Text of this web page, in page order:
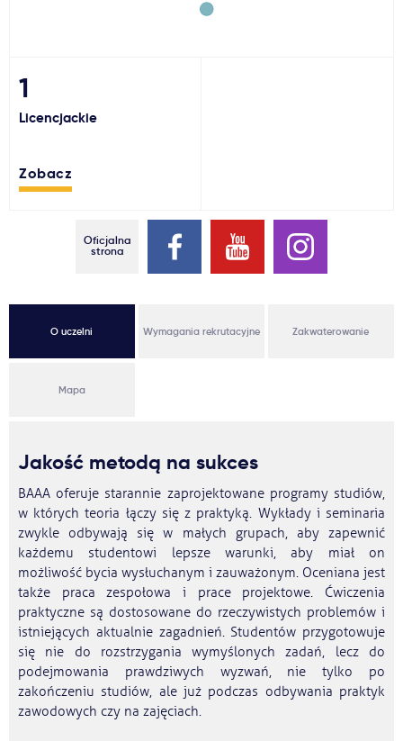
Aktualności
1
Licencjackie
Zobacz
Oficjalna
strona
O uczelni Wymagania rekrutacyjne Zakwaterowanie
Mapa
Jakość metodą na sukces
BAAA oferuje starannie zaprojektowane programy studiów,
w których teoria łączy się z praktyką. Wykłady i seminaria
zwykle odbywają się w małych grupach, aby zapewnić
każdemu studentowi lepsze warunki, aby miał on
możliwość bycia wysłuchanym i zauważonym. Oceniana jest
także praca zespołowa i prace projektowe. Ćwiczenia
praktyczne są dostosowane do rzeczywistych problemów i
istniejących aktualnie zagadnień. Studentów przygotowuje
się nie do rozstrzygania wymyślonych zadań, lecz do
podejmowania prawdziwych wyzwań, nie tylko po
zakończeniu studiów, ale już podczas odbywania praktyk
zawodowych czy na zajęciach.